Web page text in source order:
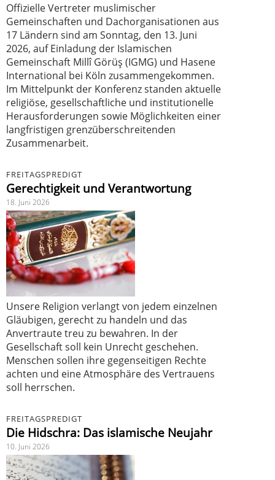
Offizielle Vertreter muslimischer
Gemeinschaften und Dachorganisationen aus
17 Ländern sind am Sonntag, den 13. Juni
2026, auf Einladung der Islamischen
Gemeinschaft Millî Görüş (IGMG) und Hasene
International bei Köln zusammengekommen.
Im Mittelpunkt der Konferenz standen aktuelle
religiöse, gesellschaftliche und institutionelle
Herausforderungen sowie Möglichkeiten einer
langfristigen grenzüberschreitenden
Zusammenarbeit.
FREITAGSPREDIGT
Gerechtigkeit und Verantwortung
18. Juni 2026
Unsere Religion verlangt von jedem einzelnen
Gläubigen, gerecht zu handeln und das
Anvertraute treu zu bewahren. In der
Gesellschaft soll kein Unrecht geschehen.
Menschen sollen ihre gegenseitigen Rechte
achten und eine Atmosphäre des Vertrauens
soll herrschen.
FREITAGSPREDIGT
Die Hidschra: Das islamische Neujahr
10. Juni 2026